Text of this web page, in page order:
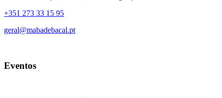
+351 273 33 15 95
geral@mabadebacal.pt
Eventos